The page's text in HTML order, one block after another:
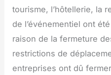
tourisme, l’hôtellerie, la
de l’événementiel ont
raison de la fermeture
restrictions de
entreprises ont dû